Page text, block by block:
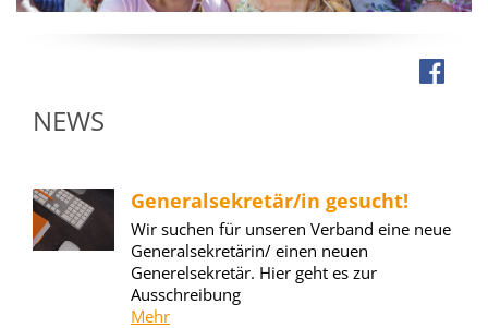
NEWS
Generalsekretär/in gesucht!
Wir suchen für unseren Verband eine neue
Generalsekretärin/ einen neuen
Generelsekretär. Hier geht es zur
Ausschreibung
Mehr